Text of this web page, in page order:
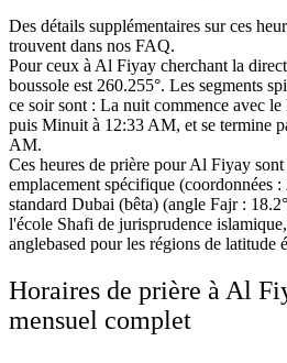
Des détails supplémentaires sur ces
trouvent dans nos FAQ.
Pour ceux à Al Fiyay cherchant la
boussole est 260.255°. Les segments
ce soir sont : La nuit commence avec
puis Minuit à 12:33 AM, et se termine
AM.
Ces heures de prière pour Al Fiyay
emplacement spécifique (coordonnées :
standard Dubai (bêta) (angle Fajr :
l'école Shafi de jurisprudence islamique,
anglebased pour les régions de latitude
Horaires de prière à Al
mensuel complet